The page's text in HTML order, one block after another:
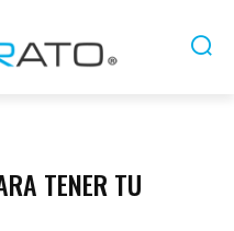
TENER TU